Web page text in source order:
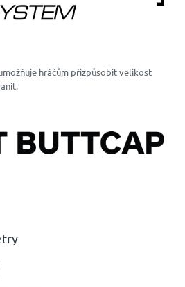
hráčům přizpůsobit velikost